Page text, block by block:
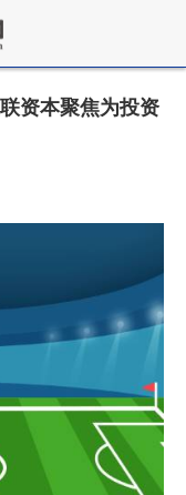
资本聚焦为投资